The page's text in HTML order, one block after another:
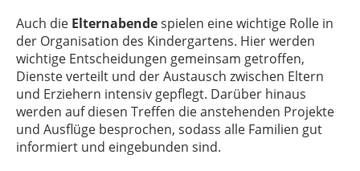
Auch die Elternabendespielen eine wichtige Rolle in
der Organisation des Kindergartens. Hier werden
wichtige Entscheidungen gemeinsam getroffen,
Dienste verteilt und der Austausch zwischen Eltern
und Erziehern intensiv gepflegt. Darüber hinaus
werden auf diesen Treffen die anstehenden Projekte
und Ausflüge besprochen, sodass alle Familien gut
informiert und eingebunden sind.